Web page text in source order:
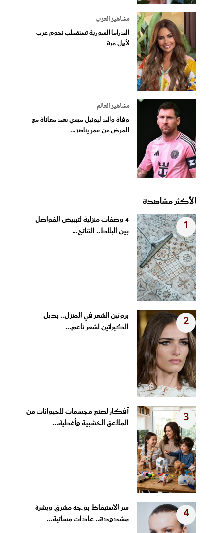
مشاهير العرب
الدراما السورية تستقطب نجوم عرب
لأول مرة
مشاهير العالم
وفاة والد ليونيل ميسي بعد معاناة مع
المرض عن عمرٍ يناهز...
الأكثر مشاهدة
1
4 وصفات منزلية لتبييض الفواصل
بين البلاط.. النتائج...
2
بروتين الشعر في المنزل.. بديل
الكيراتين لشعر ناعم...
3
أفكار لصنع مجسمات للحيوانات من
الملاعق الخشبية وأغطية...
4
سر الاستيقاظ بوجه مشرق وبشرة
مشدودة.. عادات مسائية...